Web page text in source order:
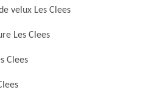
velux Les Clees
Les Clees
Clees